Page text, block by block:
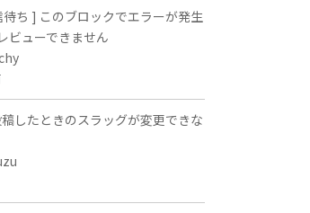
ち ] このブロックでエラーが発生
ビューできません
したときのスラッグが変更できな